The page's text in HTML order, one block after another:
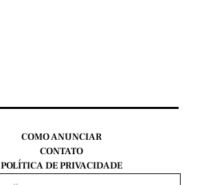
COMO ANUNCIAR
CONTATO
POLÍTICA DE PRIVACIDADE